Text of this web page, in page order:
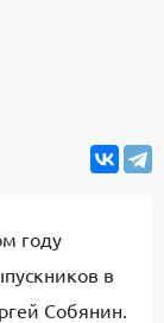
году
в
Собянин.